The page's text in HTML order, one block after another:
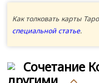
Как толковать карты
специальной статье.
Сочетание